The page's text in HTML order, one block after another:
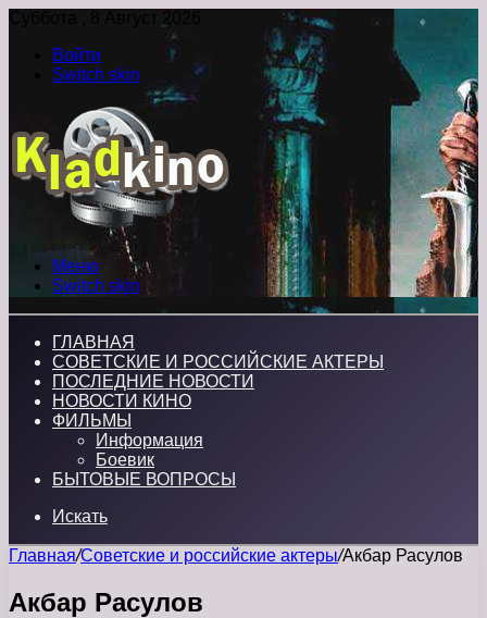
Суббота , 8 Август 2026
Войти
Switch skin
Меню
Switch skin
ГЛАВНАЯ
СОВЕТСКИЕ И РОССИЙСКИЕ АКТЕРЫ
ПОСЛЕДНИЕ НОВОСТИ
НОВОСТИ КИНО
ФИЛЬМЫ
Информация
Боевик
БЫТОВЫЕ ВОПРОСЫ
Искать
Главная/Советские и российские актеры/Акбар Расулов
Акбар Расулов